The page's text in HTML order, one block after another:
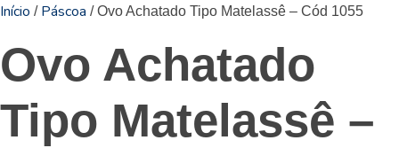
Início / Páscoa / Ovo Achatado Tipo Matelassê – Cód 1055
Ovo Achatado
Tipo Matelassê –